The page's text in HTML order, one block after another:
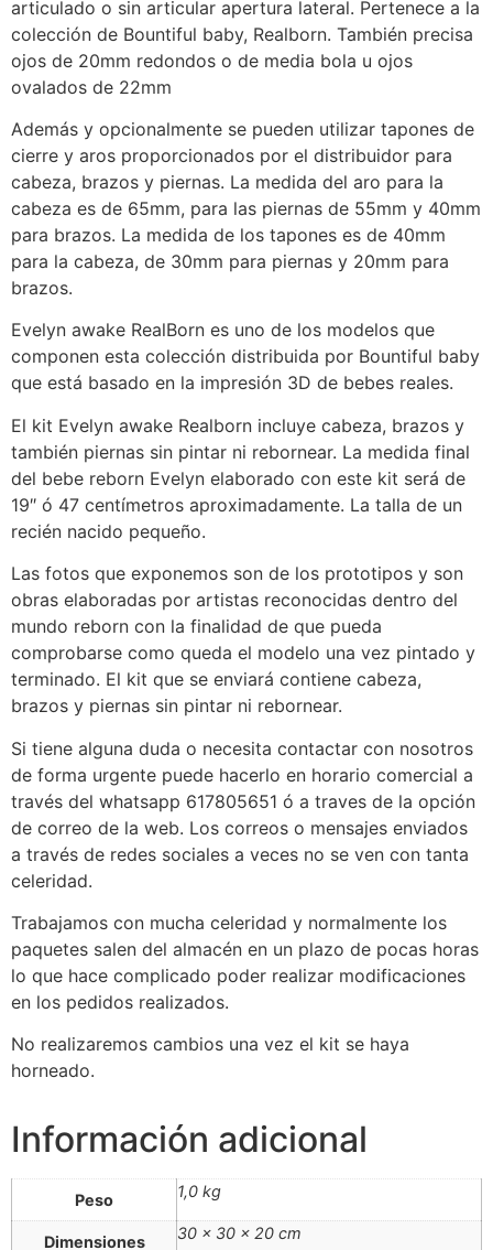
articulado o sin articular apertura lateral. Pertenece a la
colección de Bountiful baby, Realborn. También precisa
ojos de 20mm redondos o de media bola u ojos
ovalados de 22mm
Además y opcionalmente se pueden utilizar tapones de
cierre y aros proporcionados por el distribuidor para
cabeza, brazos y piernas. La medida del aro para la
cabeza es de 65mm, para las piernas de 55mm y 40mm
para brazos. La medida de los tapones es de 40mm
para la cabeza, de 30mm para piernas y 20mm para
brazos.
Evelyn awake RealBorn es uno de los modelos que
componen esta colección distribuida por Bountiful baby
que está basado en la impresión 3D de bebes reales.
El kit Evelyn awake Realborn incluye cabeza, brazos y
también piernas sin pintar ni rebornear. La medida final
del bebe reborn Evelyn elaborado con este kit será de
19″ ó 47 centímetros aproximadamente. La talla de un
recién nacido pequeño.
Las fotos que exponemos son de los prototipos y son
obras elaboradas por artistas reconocidas dentro del
mundo reborn con la finalidad de que pueda
comprobarse como queda el modelo una vez pintado y
terminado. El kit que se enviará contiene cabeza,
brazos y piernas sin pintar ni rebornear.
Si tiene alguna duda o necesita contactar con nosotros
de forma urgente puede hacerlo en horario comercial a
través del whatsapp 617805651 ó a traves de la opción
de correo de la web. Los correos o mensajes enviados
a través de redes sociales a veces no se ven con tanta
celeridad.
Trabajamos con mucha celeridad y normalmente los
paquetes salen del almacén en un plazo de pocas horas
lo que hace complicado poder realizar modificaciones
en los pedidos realizados.
No realizaremos cambios una vez el kit se haya
horneado.
Información adicional
Peso 1,0 kg
Dimensiones 30 × 30 × 20 cm